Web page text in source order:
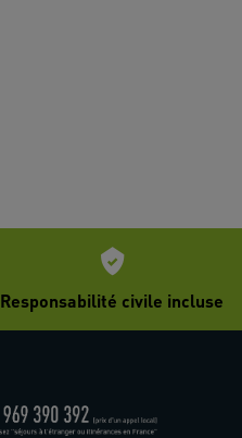
Responsabilité civile incluse